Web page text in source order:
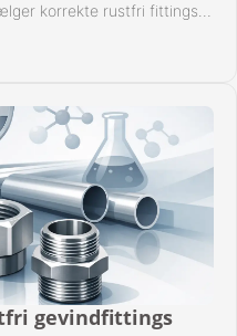
korrekte rustfri fittings
gevindfittings